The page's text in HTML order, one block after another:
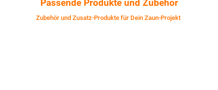
Passende Produkte und Zubehör
Zubehör und Zusatz-Produkte für Dein Zaun-Projekt